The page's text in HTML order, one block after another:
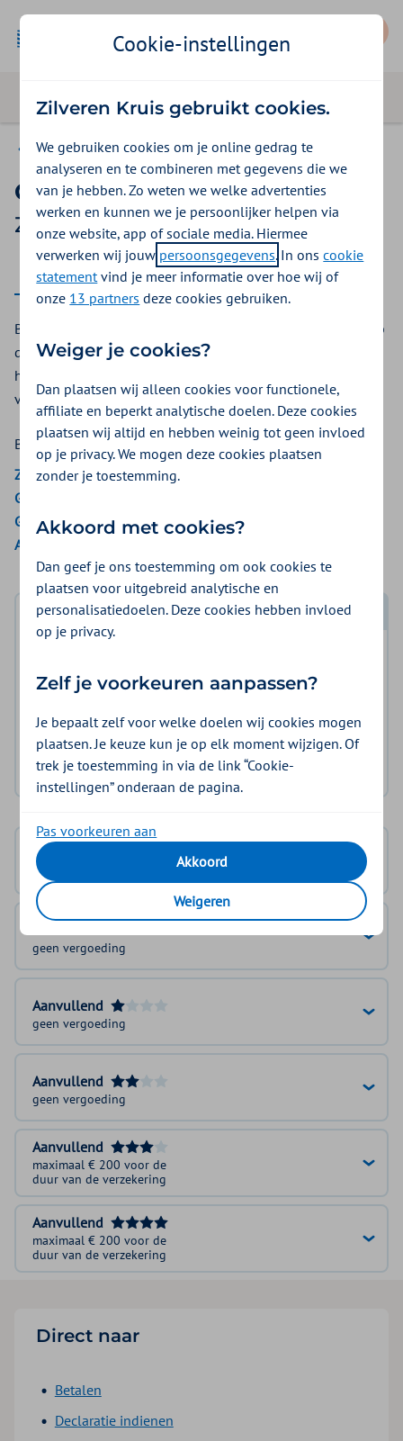
Vergoedingen
Camouflagelessen
Zilveren Kruis vergoeding 2025
2025 2026
Bij camouflagetherapie leert u hoe u littekens en vlekken op
de huid minder zichtbaar maakt. Bij Zilveren Kruis kunt u
hiervoor een vergoeding krijgen vanuit de aanvullende
verzekering.
Bekijk de vergoedingen van:
ZieZo
Gemeenten Optimaal
Gemeente Amsterdam
Aon Vitaal
Log in met DigiD
voor u gelden.
Log in met DigiD
Geen DigiD?Vraag aan
Basisverzekering
geen vergoeding
geen vergoeding
Aanvullend
geen vergoeding
Aanvullend
geen vergoeding
Aanvullend
maximaal € 200 voor de
duur van de verzekering
Aanvullend
maximaal € 200 voor de
duur van de verzekering
Direct naar
Betalen
Declaratie indienen
Cookie-instellingen
Zilveren Kruis gebruikt cookies.
We gebruiken cookies om je online gedrag te
analyseren en te combineren met gegevens die we
van je hebben. Zo weten we welke advertenties
werken en kunnen we je persoonlijker helpen via
onze website, app of sociale media. Hiermee
verwerken wij jouw persoonsgegevens. In onscookie
statementvind je meer informatie over hoe wij of
onze 13 partners deze cookies gebruiken.
Weiger je cookies?
Dan plaatsen wij alleen cookies voor functionele,
affiliate en beperkt analytische doelen. Deze cookies
plaatsen wij altijd en hebben weinig tot geen invloed
op je privacy. We mogen deze cookies plaatsen
zonder je toestemming.
Akkoord met cookies?
Dan geef je ons toestemming om ook cookies te
plaatsen voor uitgebreid analytische en
personalisatiedoelen. Deze cookies hebben invloed
op je privacy.
Zelf je voorkeuren aanpassen?
Je bepaalt zelf voor welke doelen wij cookies mogen
plaatsen. Je keuze kun je op elk moment wijzigen. Of
trek je toestemming in via de link “Cookie-
instellingen” onderaan de pagina.
Pas voorkeuren aan
Akkoord
Weigeren